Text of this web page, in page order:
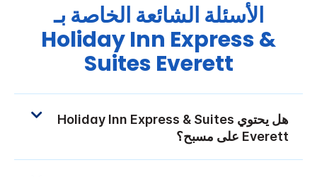
الأسئلة الشائعة الخاصة بـ
Holiday Inn Express &
Suites Everett
هل يحتوي Holiday Inn Express & Suites
Everett على مسبح؟